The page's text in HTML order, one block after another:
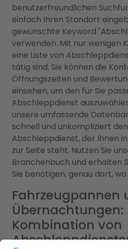
benutzerfreundlichen
einfach Ihren Standort
gewünschte Keyword
verwenden. Mit nur wenigen
eine Liste von
tätig sind. Sie können die
Öffnungszeiten und
einsehen, um den für Sie
Abschleppdienst
unsere umfassende
schnell und unkompliziert
Abschleppdienst, der Ihnen
zur Seite steht. Nutzen Sie
Branchenbuch und erhalten
Sie benötigen, genau dort,
Fahrzeugpannen
Übernachtungen:
Kombination von